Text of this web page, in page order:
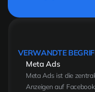
VERWANDTE
Meta Ads
Meta Ads ist die
Anzeigen auf